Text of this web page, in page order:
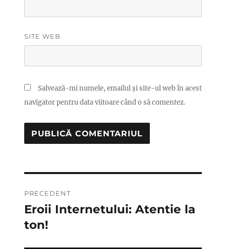
SITE WEB
Salvează-mi numele, emailul și site-ul web în acest
navigator pentru data viitoare când o să comentez.
în
articole
PRECEDENT
Articolul
anterior:
Eroii Internetului: Atentie la
ton!